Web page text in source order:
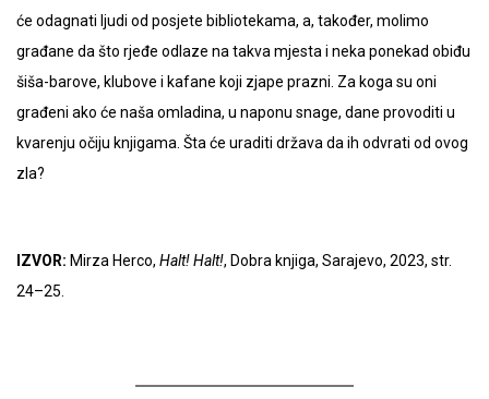
će odagnati ljudi od posjete bibliotekama, a, također, molimo
građane da što rjeđe odlaze na takva mjesta i neka ponekad obiđu
šiša-barove, klubove i kafane koji zjape prazni. Za koga su oni
građeni ako će naša omladina, u naponu snage, dane provoditi u
kvarenju očiju knjigama. Šta će uraditi država da ih odvrati od ovog
zla?
IZVOR: Mirza Herco, Halt! Halt!, Dobra knjiga, Sarajevo, 2023, str.
24–25.